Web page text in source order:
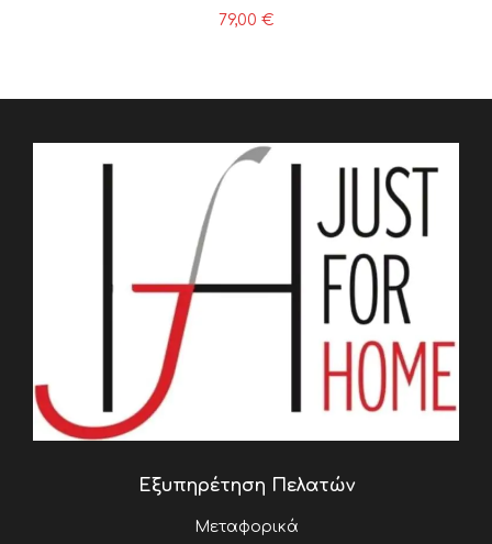
79,00 €
Εξυπηρέτηση Πελατών
Μεταφορικά